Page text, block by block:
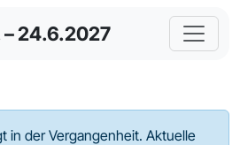
– 24.6.2027
in der Vergangenheit. Aktuelle